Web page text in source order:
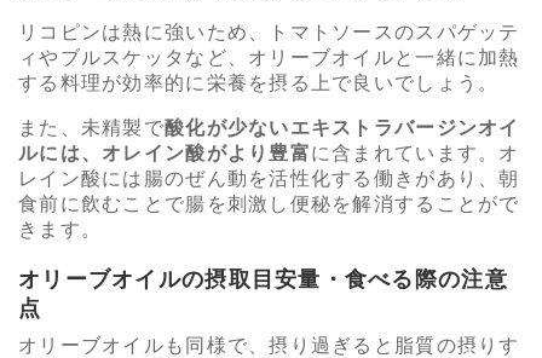
リコピンは熱に強いため、トマトソースのスパゲッテ
ィやブルスケッタなど、オリーブオイルと一緒に加熱
する料理が効率的に栄養を摂る上で良いでしょう。
また、未精製で酸化が少ないエキストラバージンオイ
ルには、オレイン酸がより豊富に含まれています。オ
レイン酸には腸のぜん動を活性化する働きがあり、朝
食前に飲むことで腸を刺激し便秘を解消することがで
きます。
オリーブオイルの摂取目安量・食べる際の注意
点
オリーブオイルも同様で、摂り過ぎると脂質の摂りす